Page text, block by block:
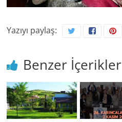
Yazıyı paylaş:
Benzer İçerikler